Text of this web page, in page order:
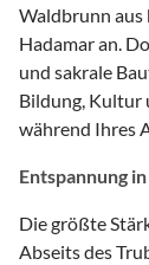
Waldbrunn
Hadamar an.
und sakrale
Bildung, Kultur
während Ihres
Entspannung
Die größte
Abseits des